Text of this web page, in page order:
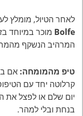
לאחר הטיול, מומלץ
Bolfe מוכר במיוחד
המרהיב הנשקף
טיפ מהמומחה: אם
קרלוטה יחד עם
יום שלם או לפצל את
בנחת ובלי למהר.